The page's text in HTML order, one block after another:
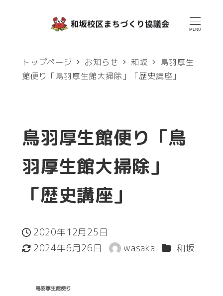
MENU
トップページ お知らせ 和坂
鳥羽厚生
館便り「鳥羽厚生館大掃除」「歴史講座」
鳥羽厚生館便り「鳥
羽厚生館大掃除」
「歴史講座」
投稿日
2020年12月25日
更新日
2024年6月26日
著
wasaka カテゴリー
和坂